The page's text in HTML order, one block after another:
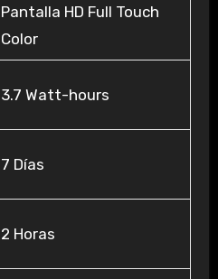
‎Pantalla HD Full Touch
Color
‎3.7 Watt-hours
‎7 Días
‎2 Horas